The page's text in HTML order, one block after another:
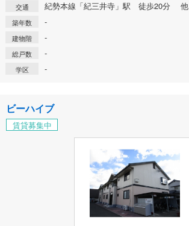
交通 紀勢本線「紀三井寺」駅 徒歩20分 他
築年数 -
建物階 -
総戸数 -
学区 -
ビーハイブ
賃貸募集中